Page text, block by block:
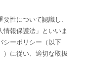
性について認識し、
報保護法」といいま
シーポリシー（以下
）に従い、適切な取扱